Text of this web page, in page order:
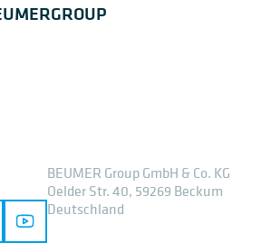
BEUMER Group GmbH & Co. KG
Oelder Str. 40, 59269 Beckum
Deutschland